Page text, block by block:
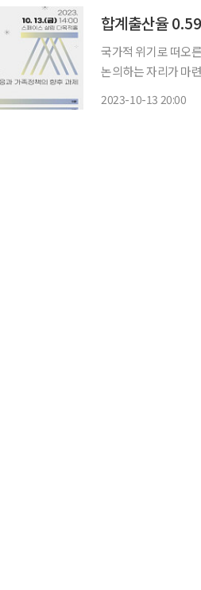
합계출산율
국가적 위기로 떠오
논의하는 자리가 마련됐다. 서울시가족센터는 13일 서울시여성가족
2023-10-13 20:00